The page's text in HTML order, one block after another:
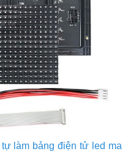
làm bảng điện tử led ma